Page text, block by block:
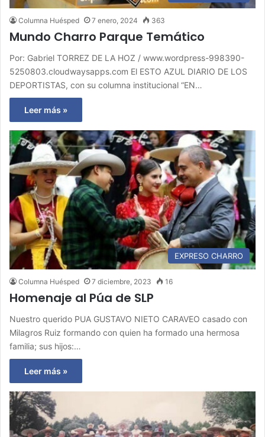
Columna Huésped 7 enero, 2024 363
Mundo Charro Parque Temático
Por: Gabriel TORREZ DE LA HOZ / www.wordpress-998390-
5250803.cloudwaysapps.com El ESTO AZUL DIARIO DE LOS
DEPORTISTAS, con su columna institucional “EN…
Leer más »
EXPRESO CHARRO
Columna Huésped 7 diciembre, 2023 16
Homenaje al Púa de SLP
Nuestro querido PUA GUSTAVO NIETO CARAVEO casado con
Milagros Ruiz formando con quien ha formado una hermosa
familia; sus hijos:…
Leer más »